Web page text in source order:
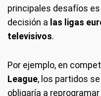
principales desafíos
decisión a las ligas
televisivos.
Por ejemplo, en
League, los partidos
obligaría a